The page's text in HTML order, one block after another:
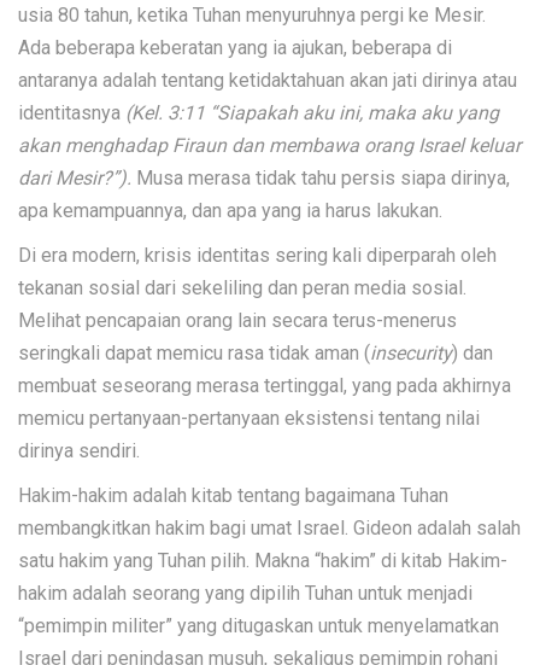
usia 80 tahun, ketika Tuhan menyuruhnya pergi ke Mesir.
Ada beberapa keberatan yang ia ajukan, beberapa di
antaranya adalah tentang ketidaktahuan akan jati dirinya atau
identitasnya (Kel. 3:11 “Siapakah aku ini, maka aku yang
akan menghadap Firaun dan membawa orang Israel keluar
dari Mesir?”). Musa merasa tidak tahu persis siapa dirinya,
apa kemampuannya, dan apa yang ia harus lakukan.
Di era modern, krisis identitas sering kali diperparah oleh
tekanan sosial dari sekeliling dan peran media sosial.
Melihat pencapaian orang lain secara terus-menerus
seringkali dapat memicu rasa tidak aman (insecurity) dan
membuat seseorang merasa tertinggal, yang pada akhirnya
memicu pertanyaan-pertanyaan eksistensi tentang nilai
dirinya sendiri.
Hakim-hakim adalah kitab tentang bagaimana Tuhan
membangkitkan hakim bagi umat Israel. Gideon adalah salah
satu hakim yang Tuhan pilih. Makna “hakim” di kitab Hakim-
hakim adalah seorang yang dipilih Tuhan untuk menjadi
“pemimpin militer” yang ditugaskan untuk menyelamatkan
Israel dari penindasan musuh, sekaligus pemimpin rohani